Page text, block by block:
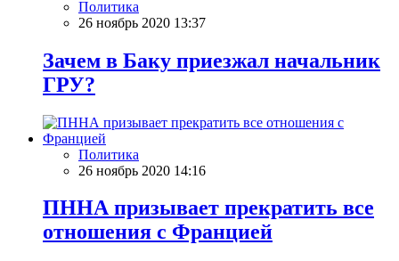
Политика
26 ноябрь 2020 13:37
Зачем в Баку приезжал начальник
ГРУ?
Политика
26 ноябрь 2020 14:16
ПННА призывает прекратить все
отношения с Францией